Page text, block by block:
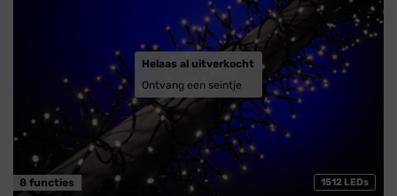
1512 LEDs
8 functies
Helaas al uitverkocht
Ontvang een seintje